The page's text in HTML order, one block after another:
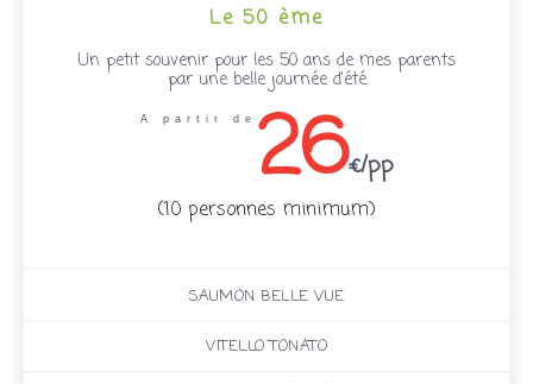
Le 50 ème
Un petit souvenir pour les 50 ans de mes parents
par une belle journée d'été
A partir de 26€/pp
(10 personnes minimum)
SAUMON BELLE VUE
VITELLO TONATO